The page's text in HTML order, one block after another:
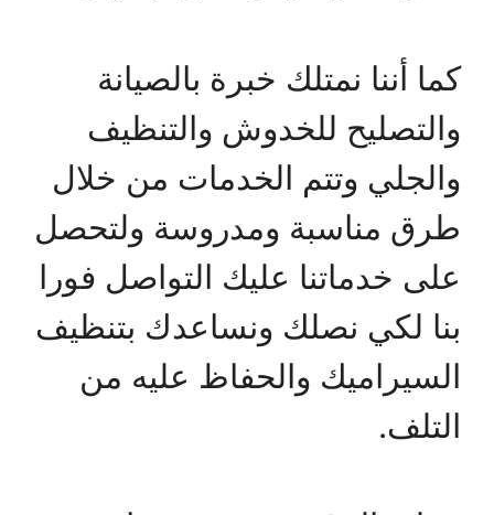
كما أننا نمتلك خبرة بالصيانة
والتصليح للخدوش والتنظيف
والجلي وتتم الخدمات من خلال
طرق مناسبة ومدروسة ولتحصل
على خدماتنا عليك التواصل فورا
بنا لكي نصلك ونساعدك بتنظيف
السيراميك والحفاظ عليه من
التلف.